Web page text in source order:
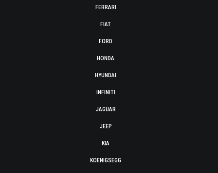
FERRARI
FIAT
FORD
HONDA
HYUNDAI
INFINITI
JAGUAR
JEEP
KIA
KOENIGSEGG